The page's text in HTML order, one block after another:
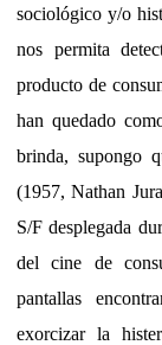
sociológico y/o
nos permita
producto de
han quedado
brinda, supongo
(1957, Nathan
S/F desplegada
del cine de
pantallas
exorcizar la